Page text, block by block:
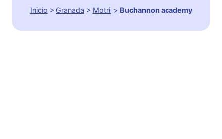
Inicio > Granada > Motril> Buchannon academy